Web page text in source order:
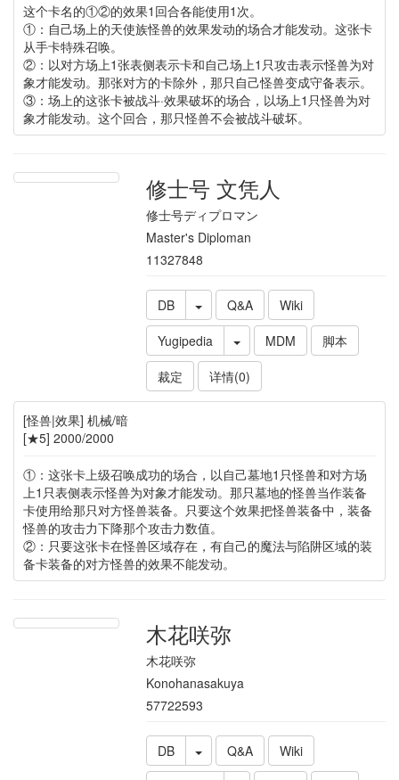
这个卡名的①②的效果1回合各能使用1次。
①：自己场上的天使族怪兽的效果发动的场合才能发动。这张卡
从手卡特殊召唤。
②：以对方场上1张表侧表示卡和自己场上1只攻击表示怪兽为对
象才能发动。那张对方的卡除外，那只自己怪兽变成守备表示。
③：场上的这张卡被战斗·效果破坏的场合，以场上1只怪兽为对
象才能发动。这个回合，那只怪兽不会被战斗破坏。
修士号 文凭人
修士号ディプロマン
Master's Diploman
11327848
DB Q&A
Wiki
Yugipedia
MDM
脚本
裁定
详情(0)
[怪兽|效果] 机械/暗
[★5] 2000/2000
①：这张卡上级召唤成功的场合，以自己墓地1只怪兽和对方场
上1只表侧表示怪兽为对象才能发动。那只墓地的怪兽当作装备
卡使用给那只对方怪兽装备。只要这个效果把怪兽装备中，装备
怪兽的攻击力下降那个攻击力数值。
②：只要这张卡在怪兽区域存在，有自己的魔法与陷阱区域的装
备卡装备的对方怪兽的效果不能发动。
木花咲弥
木花咲弥
Konohanasakuya
57722593
DB Q&A
Wiki